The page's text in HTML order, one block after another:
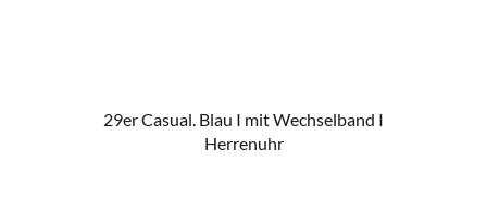
29er Casual. Blau I mit Wechselband I
Herrenuhr